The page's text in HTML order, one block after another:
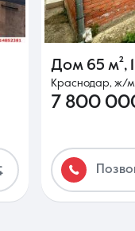
Дом 65 м²,
Краснодар, ж/м
7 800